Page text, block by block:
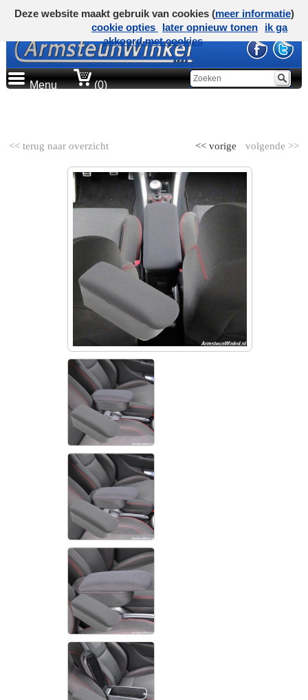
Menu (0)
<< terug naar overzicht volgende >>
<< vorige
Deze website maakt gebruik van cookies (meer informatie)
cookie opties
later opnieuw tonen
ik ga
akkoord met cookies